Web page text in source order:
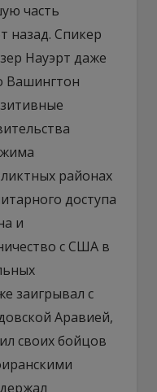
часть
назад. Спикер
Науэрт даже
Вашингтон
районах
доступа
и
с США в
заигрывал с
Аравией,
своих бойцов